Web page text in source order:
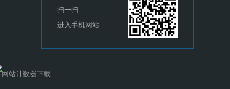
扫一扫
进入手机网站